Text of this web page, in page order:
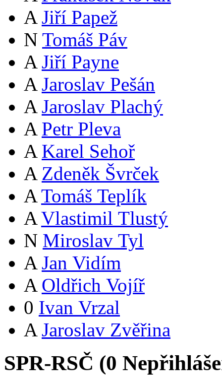
A Jiří Papež
N Tomáš Páv
A Jiří Payne
A Jaroslav Pešán
A Jaroslav Plachý
A Petr Pleva
A Karel Sehoř
A Zdeněk Švrček
A Tomáš Teplík
A Vlastimil Tlustý
N Miroslav Tyl
A Jan Vidím
A Oldřich Vojíř
0 Ivan Vrzal
A Jaroslav Zvěřina
SPR-RSČ (0